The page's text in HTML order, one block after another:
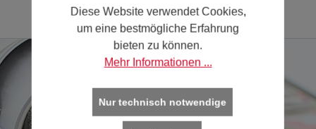
Diese Website verwendet Cookies,
um eine bestmögliche Erfahrung
bieten zu können.
Mehr Informationen ...
Nur technisch notwendige